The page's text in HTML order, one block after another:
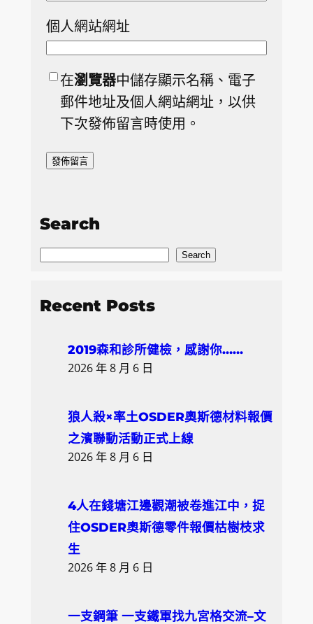
個人網站網址
在瀏覽器中儲存顯示名稱、電子
郵件地址及個人網站網址，以供
下次發佈留言時使用。
Search
S
a
Search
Recent Posts
2019森和診所健檢，感謝你……
2026 年 8 月 6 日
狼人殺×率土OSDER奧斯德材料報價
之濱聯動活動正式上線
2026 年 8 月 6 日
4人在錢塘江邊觀潮被卷進江中，捉
住OSDER奧斯德零件報價枯樹枝求
生
2026 年 8 月 6 日
一支鋼筆 一支鐵軍找九宮格交流–文